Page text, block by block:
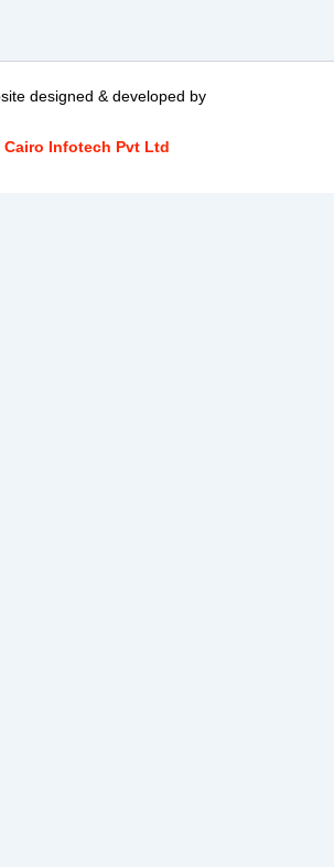
designed & developed by
Cairo Infotech Pvt Ltd